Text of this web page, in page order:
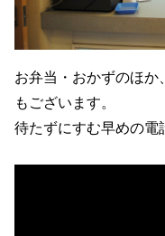
お弁当・おかずのほ
もございます。
待たずにすむ早めの電